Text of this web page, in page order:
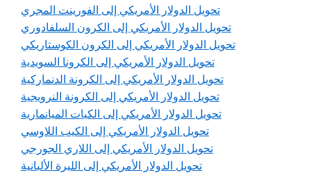
تحويل الدولار الأمريكي إلى الفورينت المجري
تحويل الدولار الأمريكي إلى الكرون السلفادوري
تحويل الدولار الأمريكي إلى الكرون الكوستاريكي
تحويل الدولار الأمريكي إلى الكرونا السويدية
تحويل الدولار الأمريكي إلى الكرونة الدنماركية
تحويل الدولار الأمريكي إلى الكرونة النرويجية
تحويل الدولار الأمريكي إلى الكيات الميانمارية
تحويل الدولار الأمريكي إلى الكيب اللاوسي
تحويل الدولار الأمريكي إلى اللاري الجورجي
تحويل الدولار الأمريكي إلى الليرة الألبانية